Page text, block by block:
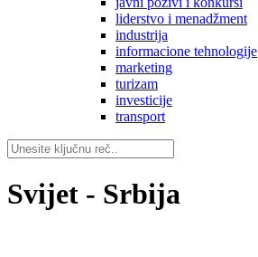
liderstvo i menadžment
industrija
informacione tehnologije
marketing
turizam
investicije
transport
Svijet - Srbija